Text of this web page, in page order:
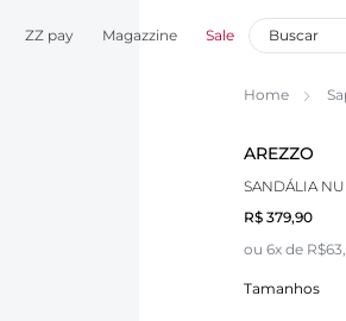
ZZ pay Magazzine Sale
Home
AREZZO
SANDÁLIA
R$ 379,90
ou 6x de
Tamanhos